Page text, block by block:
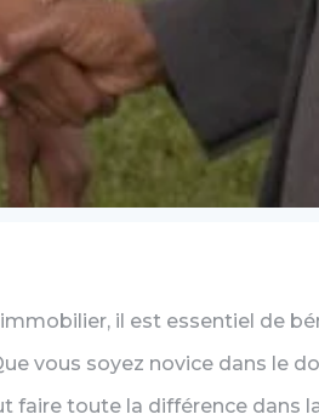
il est essentiel de
vous soyez novice dans le
faire toute la différence dans